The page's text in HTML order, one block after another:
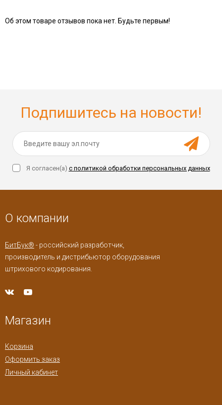
Об этом товаре отзывов пока нет. Будьте первым!
Подпишитесь на новости!
Я согласен(a) с политикой обработки персональных данных
О компании
БитБук® - российский разработчик,
производитель и дистрибьютор оборудования
штрихового кодирования.
Магазин
Корзина
Оформить заказ
Личный кабинет